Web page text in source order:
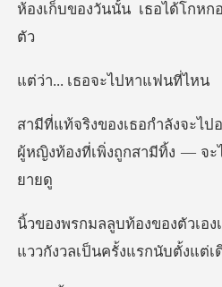
ห้องเก็บของวันนั้น
เธอจะไปห
ผู้หญิงท้องที่เพิ่งถูก
แววกังวลเป็นครั้งแ